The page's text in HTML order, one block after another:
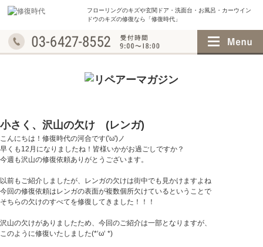
フローリングのキズや玄関ドア・洗面台・お風呂・ カーウイン
ドウのキズの修復なら「修復時代」
小さく、沢山の欠け (レンガ)
こんにちは！修復時代の河合です('ω')ノ
早くも12月になりましたね！皆様いかがお過ごしですか？
今週も沢山の修復依頼ありがとうございます。
以前もご紹介しましたが、レンガの欠けは街中でも見かけますよね
今回の修復依頼はレンガの表面が複数個所欠けているということで
そちらの欠けのすべてを修復してきました！！！
沢山の欠けがありましたため、今回のご紹介は一部となりますが、
このように修復いたしました(*‘ω‘ *)